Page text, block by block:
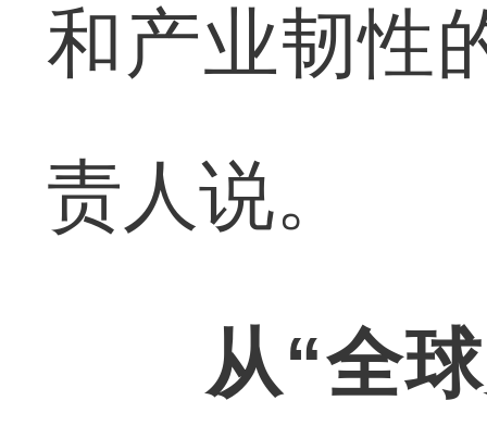
和产业韧性
责人说。
从“全